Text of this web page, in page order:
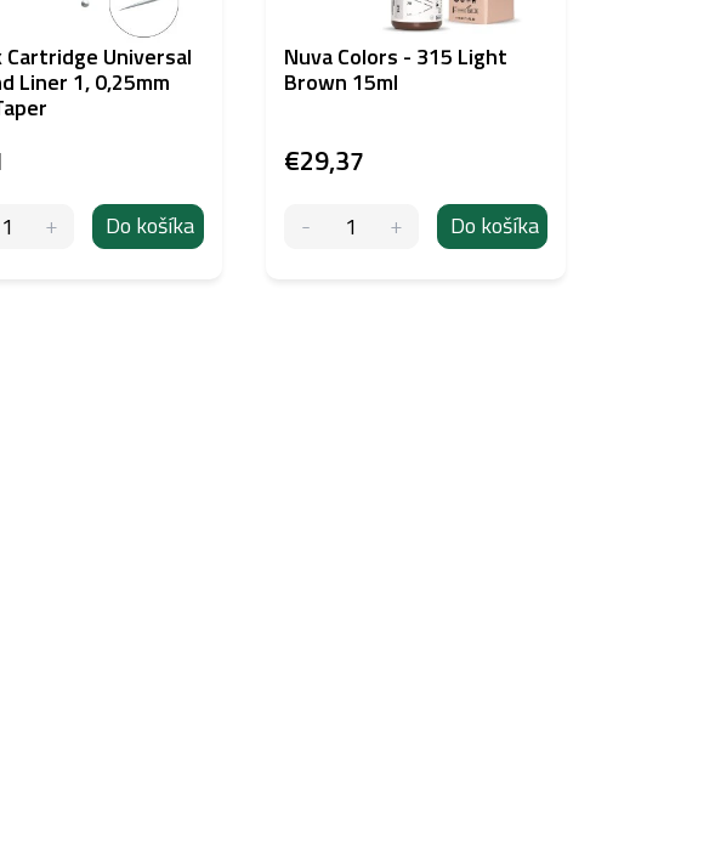
Universal
Liner 1, 0,25mm
Do košíka
Nuva Colors - 315 Light
Brown 15ml
€29,37
Do košíka